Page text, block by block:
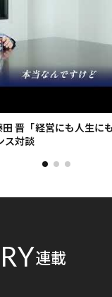
田 晋「経営にも人生に
ス対談
連載